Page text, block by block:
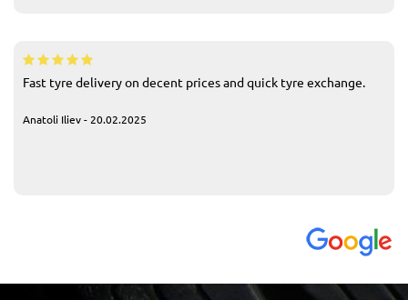
Fast tyre delivery on decent prices and quick tyre exchange.
Anatoli Iliev - 20.02.2025